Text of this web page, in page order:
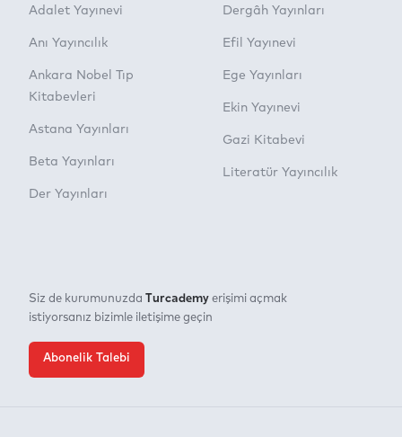
Adalet Yayınevi
Anı Yayıncılık
Ankara Nobel Tıp
Kitabevleri
Astana Yayınları
Beta Yayınları
Der Yayınları
Dergâh Yayınları
Efil Yayınevi
Ege Yayınları
Ekin Yayınevi
Gazi Kitabevi
Literatür Yayıncılık
Siz de kurumunuzda Turcademy erişimi açmak
istiyorsanız bizimle iletişime geçin
Abonelik Talebi